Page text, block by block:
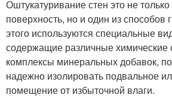
Оштукатуривание стен это не
поверхность, но и один из способов
этого используются специальные
содержащие различные химические
комплексы минеральных добавок,
надежно изолировать подвальное
помещение от избыточной влаги.